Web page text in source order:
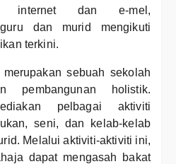
internet dan e-mel,
dan murid mengikuti
terkini.
sebuah sekolah
pembangunan holistik.
pelbagai aktiviti
seni, dan kelab-kelab
Melalui aktiviti-aktiviti ini,
dapat mengasah bakat